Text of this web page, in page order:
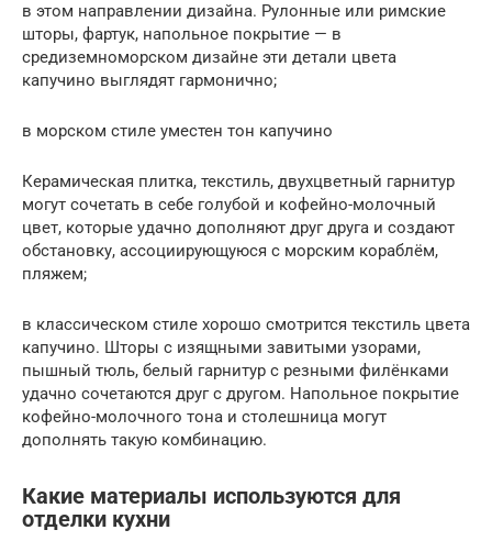
в этом направлении дизайна. Рулонные или римские
шторы, фартук, напольное покрытие — в
средиземноморском дизайне эти детали цвета
капучино выглядят гармонично;
в морском стиле уместен тон капучино
Керамическая плитка, текстиль, двухцветный гарнитур
могут сочетать в себе голубой и кофейно-молочный
цвет, которые удачно дополняют друг друга и создают
обстановку, ассоциирующуюся с морским кораблём,
пляжем;
в классическом стиле хорошо смотрится текстиль цвета
капучино. Шторы с изящными завитыми узорами,
пышный тюль, белый гарнитур с резными филёнками
удачно сочетаются друг с другом. Напольное покрытие
кофейно-молочного тона и столешница могут
дополнять такую комбинацию.
Какие материалы используются для
отделки кухни